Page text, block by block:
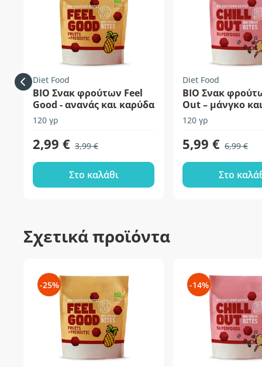
Diet Food
ΒΙΟ Σνακ φρούτων Feel
Good - ανανάς και καρύδα
120 γρ
2,99 € 3,99 €
Στο καλάθι
Diet Food
BIO Σνακ
Out – μάνγκο
120 γρ
5,99 € 6,99 €
Στο
Σχετικά προϊόντα
-25% -14%